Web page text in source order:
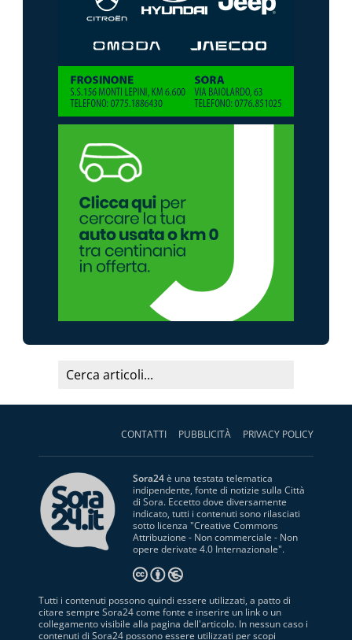
CONTATTI PUBBLICITÀ PRIVACY POLICY
Sora24è una testata telematica
indipendente, fonte di notizie sulla Città
di Sora. Eccetto dove diversamente
indicato, tutti i contenuti sono rilasciati
sotto licenza "Creative Commons
Attribuzione - Non commerciale - Non
opere derivate 4.0 Internazionale".
Tutti i contenuti possono quindi essere utilizzati, a patto di
citare sempre Sora24 come fonte e inserire un link o un
collegamento visibile alla pagina dell'articolo. In nessun caso i
contenuti di Sora24 possono essere utilizzati per scopi